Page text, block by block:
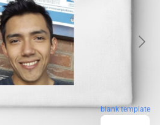
blank template